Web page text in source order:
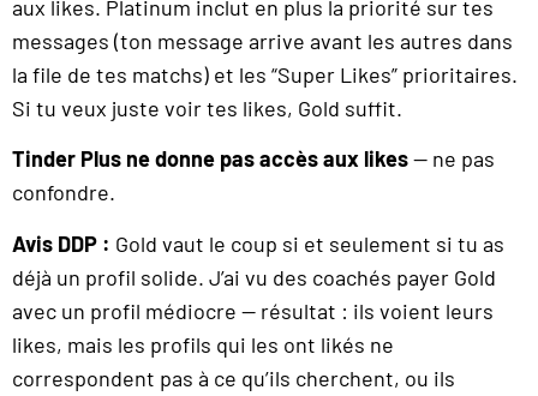
aux likes. Platinum inclut en plus la priorité sur tes
messages (ton message arrive avant les autres dans
la file de tes matchs) et les “Super Likes” prioritaires.
Si tu veux juste voir tes likes, Gold suffit.
Tinder Plus ne donne pas accès aux likes— ne pas
confondre.
Avis DDP : Gold vaut le coup si et seulement si tu as
déjà un profil solide. J’ai vu des coachés payer Gold
avec un profil médiocre — résultat : ils voient leurs
likes, mais les profils qui les ont likés ne
correspondent pas à ce qu’ils cherchent, ou ils